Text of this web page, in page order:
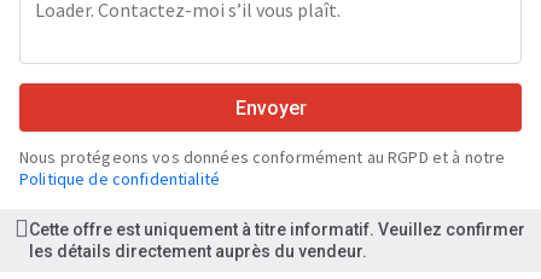
Envoyer
Nous protégeons vos données conformément au RGPD et à notre
Politique de confidentialité
Cette offre est uniquement à titre informatif. Veuillez confirmer
les détails directement auprès du vendeur.